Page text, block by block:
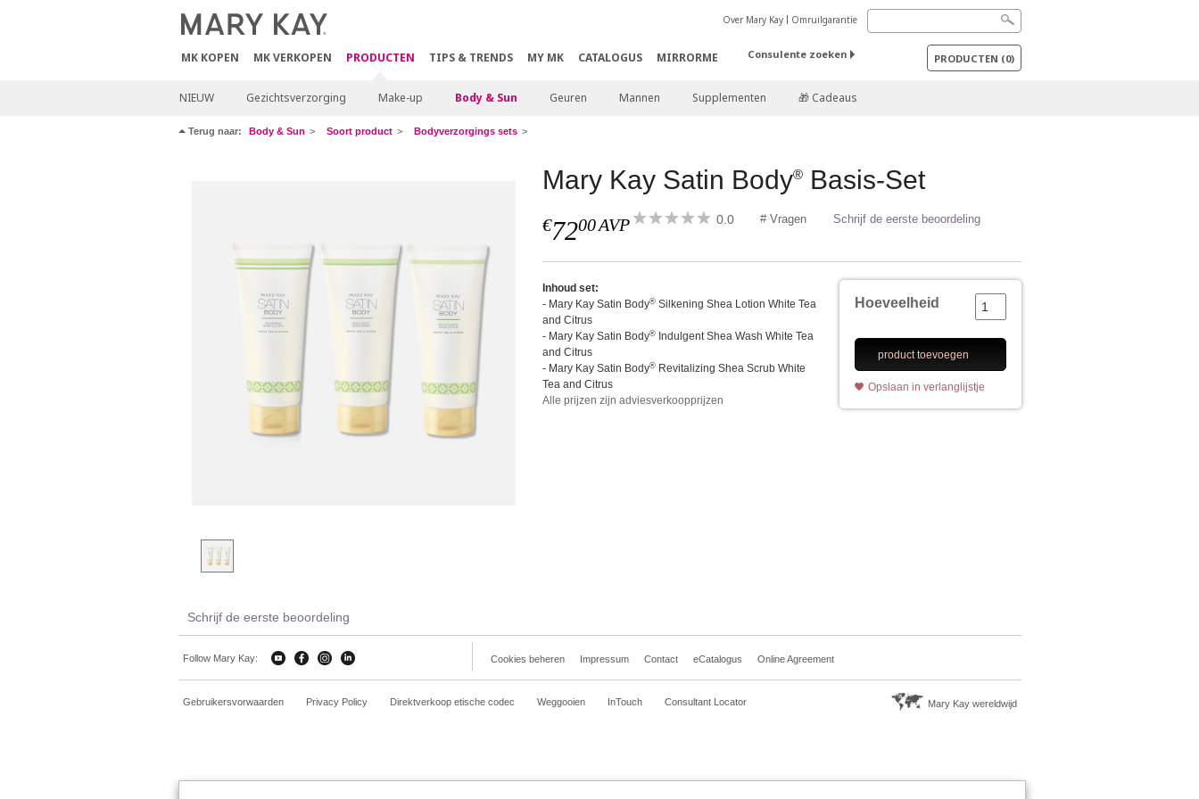
MK KOPEN MK VERKOPEN PRODUCTEN TIPS & TRENDS MY MK CATALOGUS MIRRORME
Over Mary Kay Omruilgarantie
Consulente zoeken PRODUCTEN (0)
NIEUW Gezichtsverzorging Make-up Body & Sun Geuren Mannen Supplementen 🎁 Cadeaus
Terug naar: Body & Sun Soort product Bodyverzorgings sets
Mary Kay Satin Body® Basis-Set
€7200AVP 0.0 # Vragen Schrijf de eerste beoordeling
Hoeveelheid
product toevoegen
Opslaan in verlanglijstje
Inhoud set:
- Mary Kay Satin Body® Silkening Shea Lotion White Tea
and Citrus
- Mary Kay Satin Body® Indulgent Shea Wash White Tea
and Citrus
- Mary Kay Satin Body® Revitalizing Shea Scrub White
Tea and Citrus
Alle prijzen zijn adviesverkoopprijzen
Schrijf de eerste beoordeling
Follow Mary Kay: Cookies beheren Impressum Contact eCatalogus Online Agreement
Gebruikersvorwaarden Privacy Policy Direktverkoop etische codec Weggooien InTouch Consultant Locator Mary Kay wereldwijd